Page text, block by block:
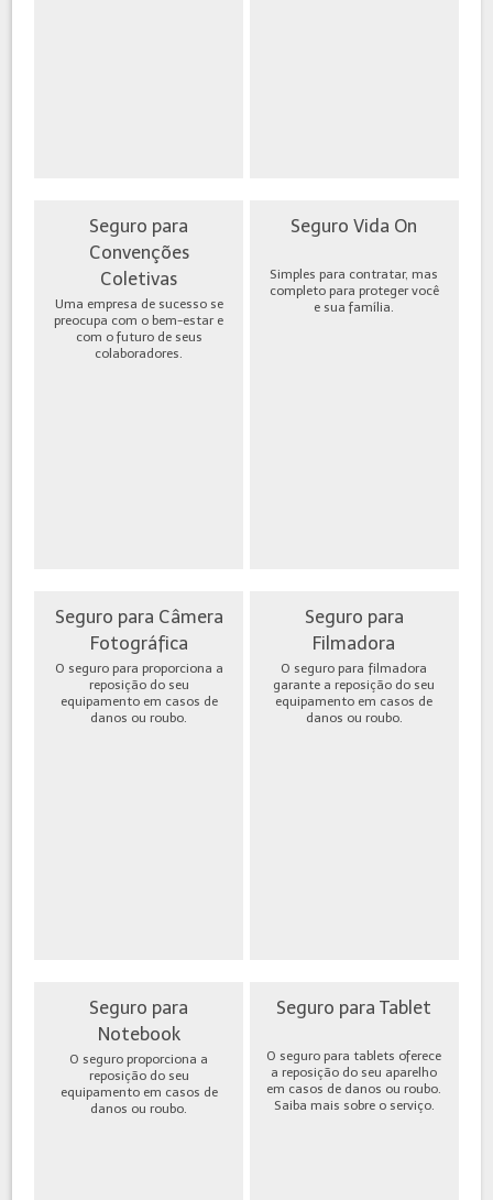
Seguro para
Convenções
Coletivas
Uma empresa de sucesso se
preocupa com o bem-estar e
com o futuro de seus
colaboradores.
Seguro Vida On
Simples para contratar, mas
completo para proteger você
e sua família.
Seguro para Câmera
Fotográfica
O seguro para proporciona a
reposição do seu
equipamento em casos de
danos ou roubo.
Seguro para
Filmadora
O seguro para filmadora
garante a reposição do seu
equipamento em casos de
danos ou roubo.
Seguro para
Notebook
O seguro proporciona a
reposição do seu
equipamento em casos de
danos ou roubo.
Seguro para Tablet
O seguro para tablets oferece
a reposição do seu aparelho
em casos de danos ou roubo.
Saiba mais sobre o serviço.